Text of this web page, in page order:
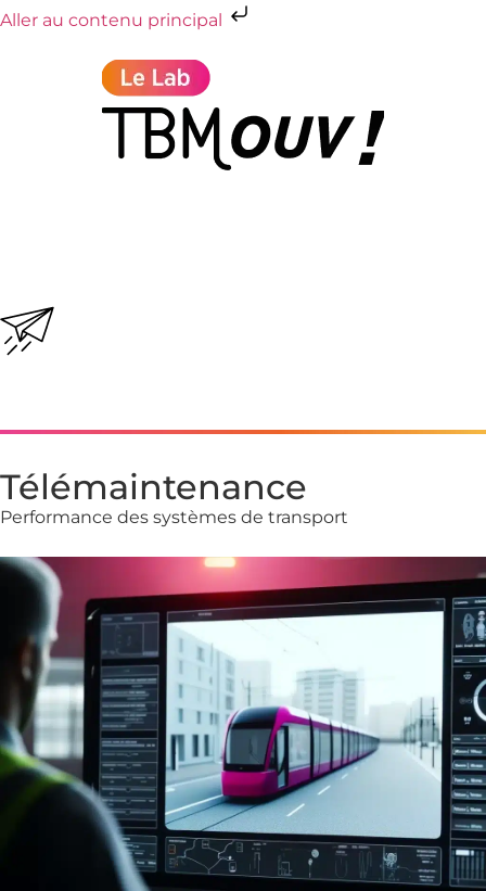
Aller au contenu principal
Télémaintenance
Performance des systèmes de transport